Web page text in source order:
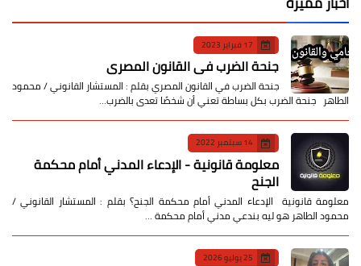
17 فبراير 2023
جنحة الضرب في القانون المصري
جنحة الضرب في القانون المصري بقلم : المستشار القانوني / محمود
الطاهر جنحة الضرب بكل بساطة تعني أن شخصًا تعدى بالضرب…
14 سبتمبر 2022
معلومة قانونية - الإدعاء المدني أمام محكمة
الجنح
معلومة قانونية الإدعاء المدني أمام محكمة الجنح؟ بقلم : المستشار القانوني /
محمود الطاهر هو ليه بندعي مدني أمام محكمة …
25 يوليو 2026